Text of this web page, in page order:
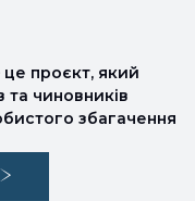
проєкт, який
та чиновників
збагачення